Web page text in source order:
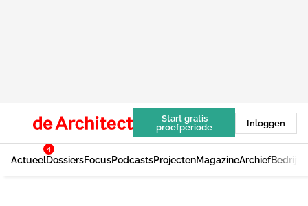
Start gratis
proefperiode
Inloggen
Actueel
4
DossiersFocusPodcastsProjectenMagazineArchief